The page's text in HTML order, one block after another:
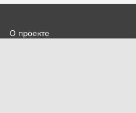
О проекте